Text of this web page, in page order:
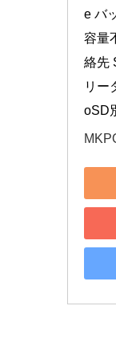
e バ
容量
絡先
リー
oSD